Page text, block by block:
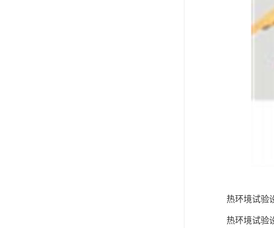
热环境试验
热环境试验